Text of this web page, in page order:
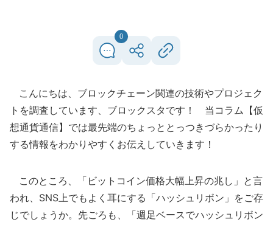
0
こんにちは、ブロックチェーン関連の技術やプロジェク
トを調査しています、ブロックスタです！ 当コラム【仮
想通貨通信】では最先端のちょっととっつきづらかったり
する情報をわかりやすくお伝えしていきます！
このところ、「ビットコイン価格大幅上昇の兆し」と言
われ、SNS上でもよく耳にする「ハッシュリボン」をご存
じでしょうか。先ごろも、「週足ベースでハッシュリボン